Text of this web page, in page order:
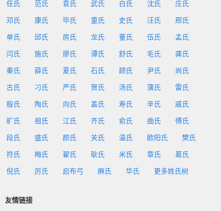
任氏 范氏 袁氏 武氏 白氏 沈氏 庄氏
邓氏 康氏 毕氏 童氏 史氏 汪氏 邢氏
单氏 邱氏 房氏 龙氏 董氏 伍氏 孟氏
闫氏 施氏 廖氏 谭氏 舒氏 毛氏 龚氏
秦氏 薛氏 夏氏 石氏 顾氏 尹氏 尚氏
古氏 刁氏 严氏 贺氏 汤氏 蒲氏 雷氏
殷氏 陶氏 向氏 盖氏 寿氏 辛氏 戚氏
旷氏 祖氏 江氏 齐氏 俞氏 曲氏 傅氏
段氏 盛氏 颜氏 关氏 温氏 欧阳氏 樊氏
符氏 梅氏 翟氏 耿氏 米氏 章氏 葛氏
倪氏 厉氏 启布弓 麻氏 华氏 更多姓氏树
友情链接